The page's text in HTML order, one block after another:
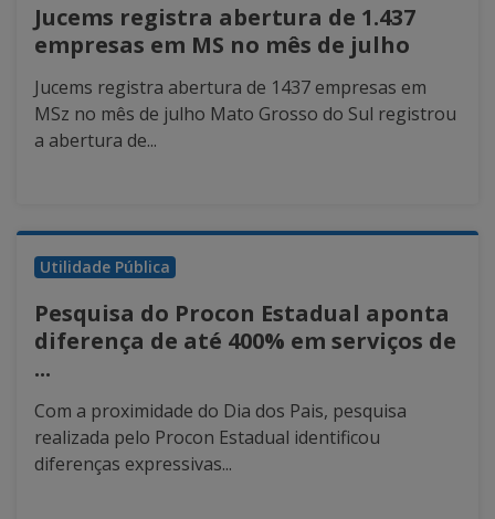
Jucems registra abertura de 1.437
empresas em MS no mês de julho
Jucems registra abertura de 1437 empresas em
MSz no mês de julho Mato Grosso do Sul registrou
a abertura de...
Utilidade Pública
Pesquisa do Procon Estadual aponta
diferença de até 400% em serviços de
...
Com a proximidade do Dia dos Pais, pesquisa
realizada pelo Procon Estadual identificou
diferenças expressivas...